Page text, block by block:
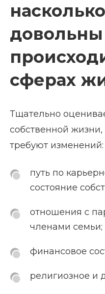
довольны
сферах
Тщательно
собственной жизни,
требуют изменений:
путь по
состояние
отношения с
членами семьи;
финансовое
религиозное и